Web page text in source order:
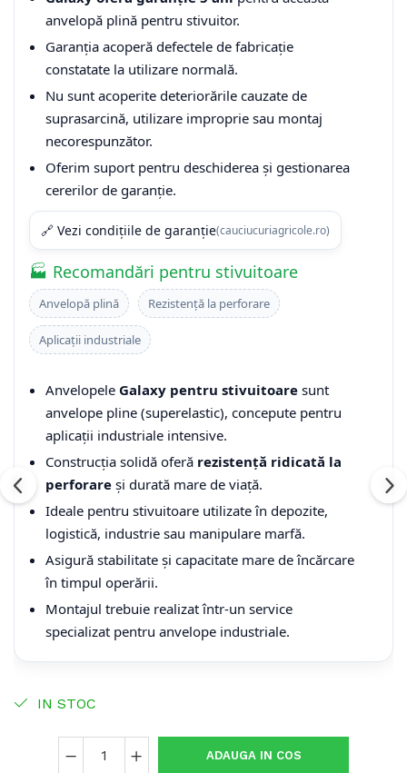
anvelopă plină pentru stivuitor.
Garanția acoperă defectele de fabricație
constatate la utilizare normală.
Nu sunt acoperite deteriorările cauzate de
suprasarcină, utilizare improprie sau montaj
necorespunzător.
Oferim suport pentru deschiderea și gestionarea
cererilor de garanție.
🔗 Vezi condițiile de garanție(cauciucuriagricole.ro)
🏭 Recomandări pentru stivuitoare
Anvelopă plină Rezistență la perforare
Aplicații industriale
Anvelopele Galaxy pentru stivuitoare sunt
anvelope pline (superelastic), concepute pentru
aplicații industriale intensive.
Construcția solidă oferă rezistență ridicată la
perforare și durată mare de viață.
Ideale pentru stivuitoare utilizate în depozite,
logistică, industrie sau manipulare marfă.
Asigură stabilitate și capacitate mare de încărcare
în timpul operării.
Montajul trebuie realizat într-un service
specializat pentru anvelope industriale.
IN STOC
ADAUGA IN COS